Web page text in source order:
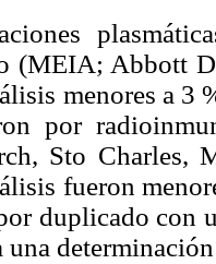
(MEIA; Abbott
menores a 3
por
Sto Charles,
fueron
duplicado con
una